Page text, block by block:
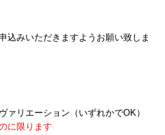
込みいただきますようお願い致しま
ァリエーション（いずれかでOK）
に限ります